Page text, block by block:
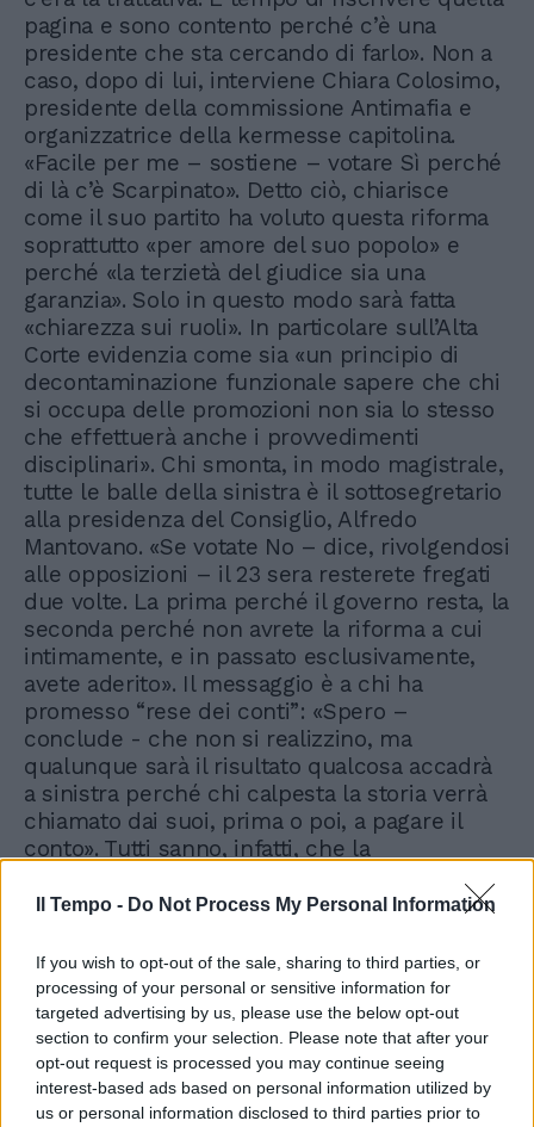
Il Tempo - Do Not Process My Personal Information
If you wish to opt-out of the sale, sharing to third parties, or
processing of your personal or sensitive information for
targeted advertising by us, please use the below opt-out
section to confirm your selection. Please note that after your
opt-out request is processed you may continue seeing
interest-based ads based on personal information utilized by
us or personal information disclosed to third parties prior to
pagina e sono contento perché c’è una
presidente che sta cercando di farlo». Non a
caso, dopo di lui, interviene Chiara Colosimo,
presidente della commissione Antimafia e
organizzatrice della kermesse capitolina.
«Facile per me – sostiene – votare Sì perché
di là c’è Scarpinato». Detto ciò, chiarisce
come il suo partito ha voluto questa riforma
soprattutto «per amore del suo popolo» e
perché «la terzietà del giudice sia una
garanzia». Solo in questo modo sarà fatta
«chiarezza sui ruoli». In particolare sull’Alta
Corte evidenzia come sia «un principio di
decontaminazione funzionale sapere che chi
si occupa delle promozioni non sia lo stesso
che effettuerà anche i provvedimenti
disciplinari». Chi smonta, in modo magistrale,
tutte le balle della sinistra è il sottosegretario
alla presidenza del Consiglio, Alfredo
Mantovano. «Se votate No – dice, rivolgendosi
alle opposizioni – il 23 sera resterete fregati
due volte. La prima perché il governo resta, la
seconda perché non avrete la riforma a cui
intimamente, e in passato esclusivamente,
avete aderito». Il messaggio è a chi ha
promesso “rese dei conti”: «Spero –
conclude - che non si realizzino, ma
qualunque sarà il risultato qualcosa accadrà
a sinistra perché chi calpesta la storia verrà
chiamato dai suoi, prima o poi, a pagare il
conto». Tutti sanno, infatti, che la
un documento vivo».